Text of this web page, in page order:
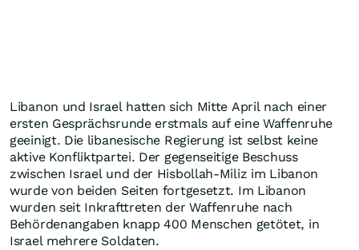
Libanon und Israel hatten sich Mitte April nach einer
ersten Gesprächsrunde erstmals auf eine Waffenruhe
geeinigt. Die libanesische Regierung ist selbst keine
aktive Konfliktpartei. Der gegenseitige Beschuss
zwischen Israel und der Hisbollah-Miliz im Libanon
wurde von beiden Seiten fortgesetzt. Im Libanon
wurden seit Inkrafttreten der Waffenruhe nach
Behördenangaben knapp 400 Menschen getötet, in
Israel mehrere Soldaten.